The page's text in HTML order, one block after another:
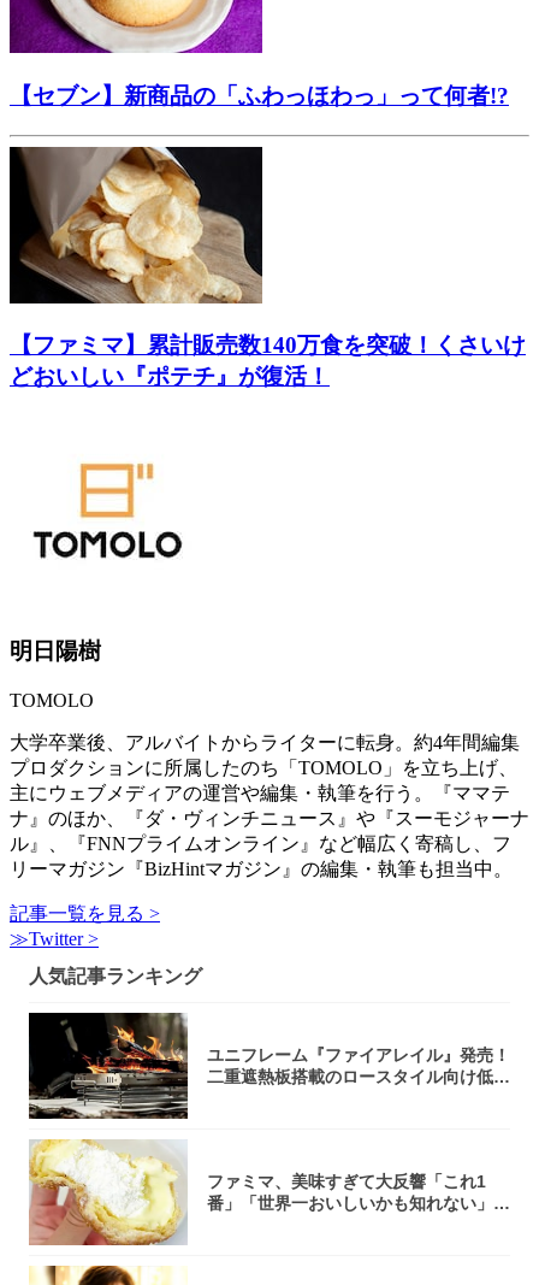
【セブン】新商品の「ふわっほわっ」って何者!?
【ファミマ】累計販売数140万食を突破！くさいけ
どおいしい『ポテチ』が復活！
明日陽樹
TOMOLO
大学卒業後、アルバイトからライターに転身。約4年間編集
プロダクションに所属したのち「TOMOLO」を立ち上げ、
主にウェブメディアの運営や編集・執筆を行う。『ママテ
ナ』のほか、『ダ・ヴィンチニュース』や『スーモジャーナ
ル』、『FNNプライムオンライン』など幅広く寄稿し、フ
リーマガジン『BizHintマガジン』の編集・執筆も担当中。
記事一覧を見る >
≫Twitter >
人気記事ランキング
ユニフレーム『ファイアレイル』発売！
二重遮熱板搭載のロースタイル向け低型
ファミマ、美味すぎて大反響「これ1
番」「世界一おいしいかも知れない」